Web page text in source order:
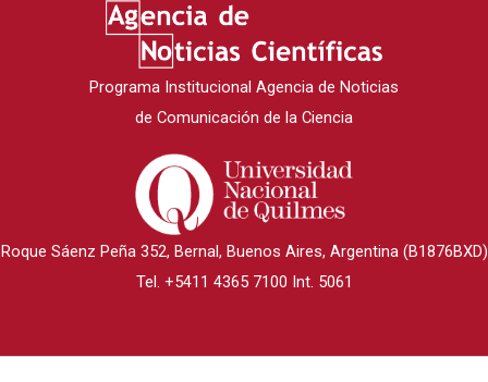
Programa Institucional Agencia de Noticias
de Comunicación de la Ciencia
Roque Sáenz Peña 352, Bernal, Buenos Aires, Argentina (B1876BXD)
Tel. +5411 4365 7100 Int. 5061